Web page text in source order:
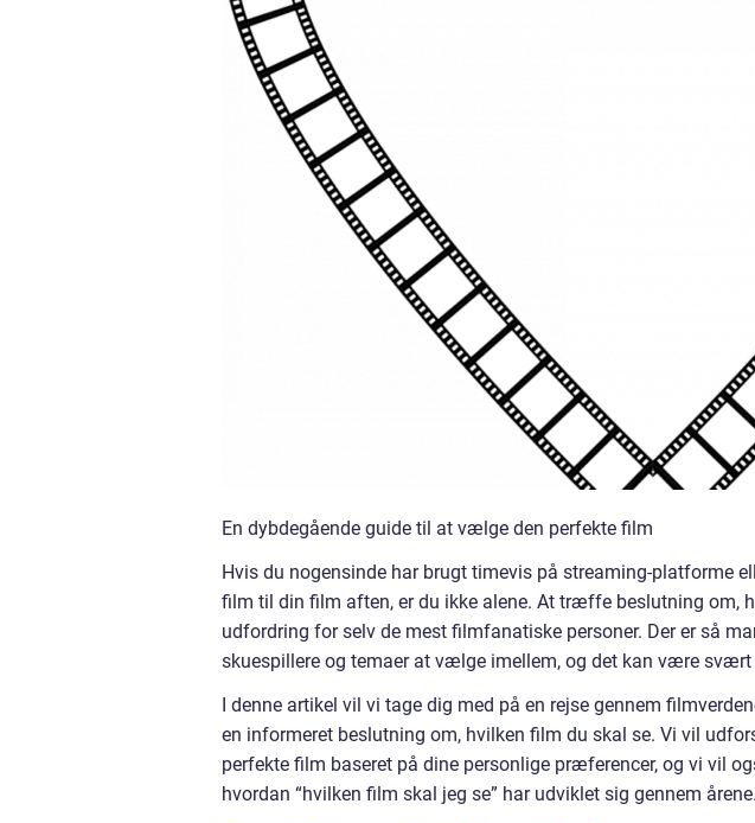
En dybdegående guide til at vælge den perfekte film
Hvis du nogensinde har brugt timevis på streaming-platforme
film til din film aften, er du ikke alene. At træffe beslutning om,
udfordring for selv de mest filmfanatiske personer. Der er så
skuespillere og temaer at vælge imellem, og det kan være svært
I denne artikel vil vi tage dig med på en rejse gennem
en informeret beslutning om, hvilken film du skal se. Vi vil
perfekte film baseret på dine personlige præferencer, og vi vil
hvordan “hvilken film skal jeg se” har udviklet sig gennem årene.